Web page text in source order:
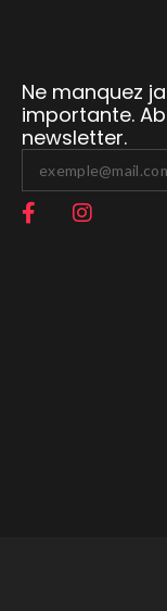
Ne manquez
importante.
newsletter.